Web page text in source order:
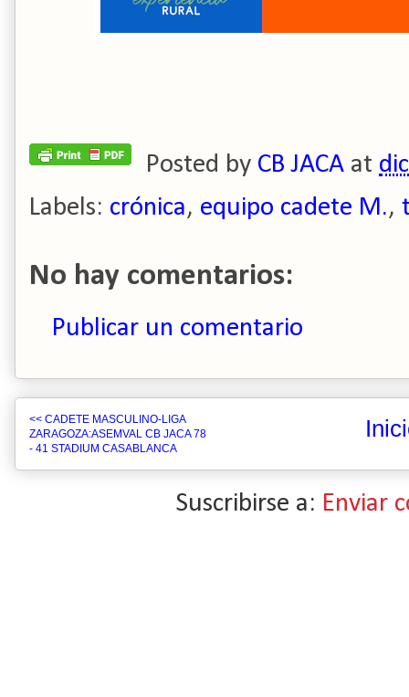
Posted by CB JACA at
Labels: crónica, equipo cadete M.,
No hay comentarios:
Publicar un comentario
<< CADETE MASCULINO-LIGA
ZARAGOZA:ASEMVAL CB JACA 78
- 41 STADIUM CASABLANCA
Suscribirse a: Enviar